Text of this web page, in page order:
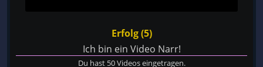
Erfolg (5)
Ich bin ein Video Narr!
Du hast 50 Videos eingetragen.